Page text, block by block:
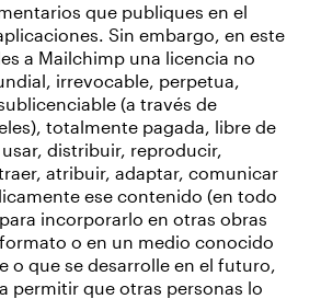
que publiques en el
Sin embargo, en este
a Mailchimp una licencia no
irrevocable, perpetua,
(a través de
totalmente pagada, libre de
distribuir, reproducir,
atribuir, adaptar, comunicar
ese contenido (en todo
incorporarlo en otras obras
o en un medio conocido
o que se desarrolle en el futuro,
permitir que otras personas lo